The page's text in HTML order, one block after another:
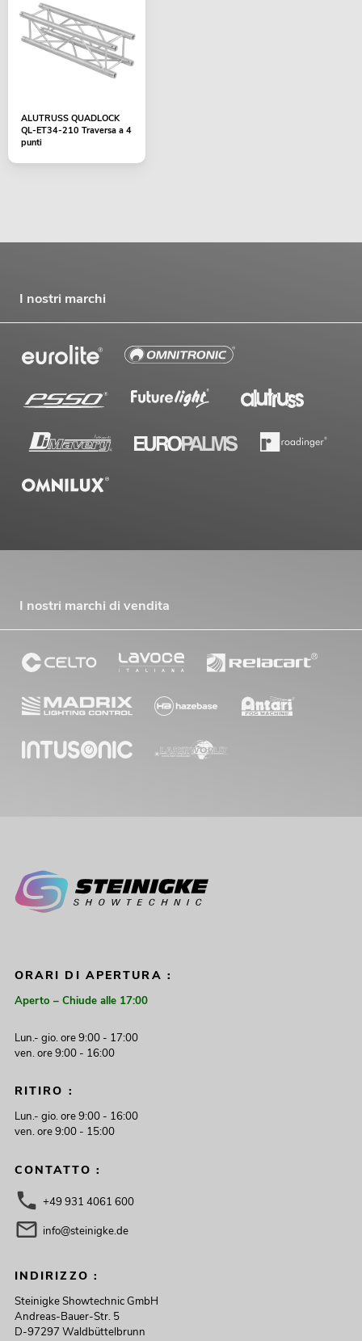
ALUTRUSS QUADLOCK
QL-ET34-210 Traversa a 4
punti
I nostri marchi
I nostri marchi di vendita
ORARI DI APERTURA :
Aperto – Chiude alle 17:00
Lun.- gio. ore 9:00 - 17:00
ven. ore 9:00 - 16:00
RITIRO :
Lun.- gio. ore 9:00 - 16:00
ven. ore 9:00 - 15:00
CONTATTO :
+49 931 4061 600
info@steinigke.de
INDIRIZZO :
Steinigke Showtechnic GmbH
Andreas-Bauer-Str. 5
D-97297 Waldbüttelbrunn